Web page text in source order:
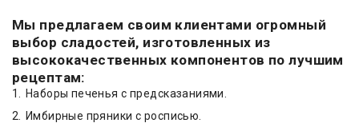
Мы предлагаем своим клиентами огромный
выбор сладостей, изготовленных из
высококачественных компонентов по лучшим
рецептам:
Наборы печенья с предсказаниями.
Имбирные пряники с росписью.